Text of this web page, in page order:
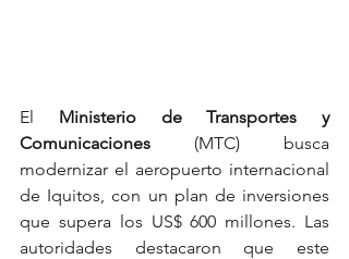
El Ministerio de Transportes y
Comunicaciones (MTC) busca
modernizar el aeropuerto internacional
de Iquitos, con un plan de inversiones
que supera los US$ 600 millones. Las
autoridades destacaron que este